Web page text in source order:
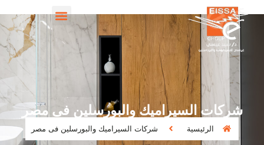
شركات السيراميك والبورسلين فى مصر
الرئيسية شركات السيراميك والبورسلين فى مصر